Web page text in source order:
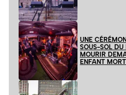
UNE
SOUS-SOL DU
MOURIR
ENFANT